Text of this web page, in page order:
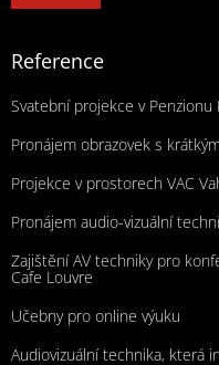
Reference
Svatební projekce v Penzionu
Pronájem obrazovek s
Projekce v prostorech VAC
Pronájem audio-vizuální
Zajištění AV techniky pro
Cafe Louvre
Učebny pro online výuku
Audiovizuální technika, která